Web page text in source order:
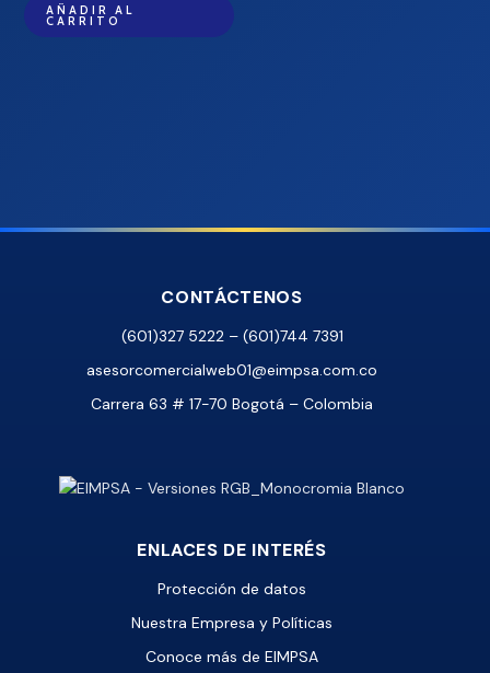
AÑADIR AL
CARRITO
CONTÁCTENOS
(601)327 5222 – (601)744 7391
asesorcomercialweb01@eimpsa.com.co
Carrera 63 # 17-70 Bogotá – Colombia
ENLACES DE INTERÉS
Protección de datos
Nuestra Empresa y Políticas
Conoce más de EIMPSA